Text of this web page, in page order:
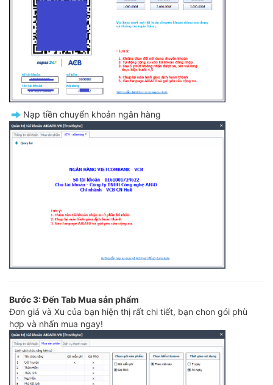
️Nạp tiền chuyển khoản ngân hàng
Bước 3: Đến Tab Mua sản phẩm
Đơn giá và Xu của bạn hiện thị rất chi tiết, bạn chon gói phù
hợp và nhấn mua ngay!